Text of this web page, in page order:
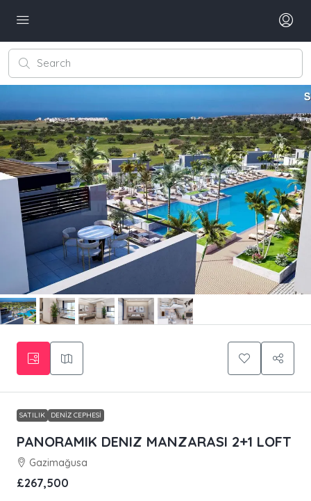
SATILIK DENIZ CEPHESI
PANORAMIK DENIZ MANZARASI 2+1 LOFT
Gazimağusa
£267,500